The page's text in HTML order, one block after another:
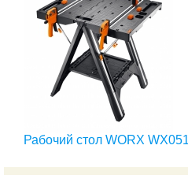
Рабочий стол WORX